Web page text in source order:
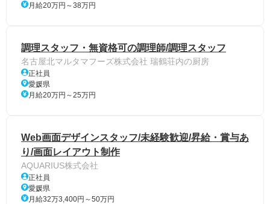
月給20万円～38万円
調理スタッフ・無資格可の調理師/調理スタッフ
名古屋北マルタマフーズ株式会社 瑞鶴荘内の厨房
正社員
愛媛県
月給20万円～25万円
Web画面デザインスタッフ/未経験歓迎/昇給・賞与あ
り/画面レイアウト制作
AQUARIUS株式会社
正社員
愛媛県
月給32万3,400円～50万円